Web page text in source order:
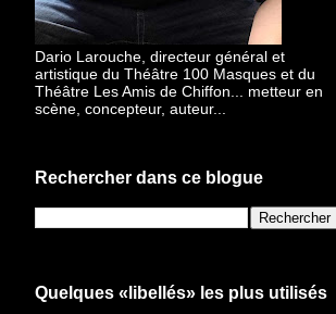
Dario Larouche, directeur général et
artistique du Théâtre 100 Masques et du
Théâtre Les Amis de Chiffon... metteur en
scène, concepteur, auteur...
Rechercher dans ce blogue
Quelques «libellés» les plus utilisés